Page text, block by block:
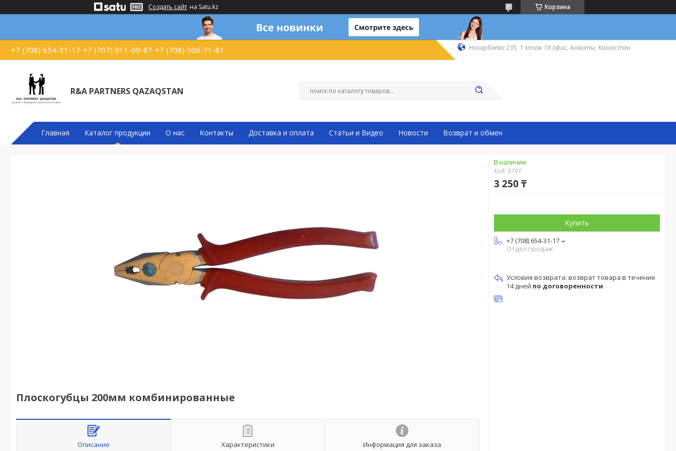
Создать сайт на Satu.kz Корзина
+7 (708) 654-31-17 +7 (707) 911-09-87 +7 (708) 506-71-81 Назарбаева 235, 1 этаж 18 офис, Алматы, Казахстан
R&A PARTNERS QAZAQSTAN
Главная Каталог продукции О нас Контакты Доставка и оплата Статьи и Видео Новости Возврат и обмен
Плоскогубцы 200мм комбинированные
Описание Характеристики Информация для заказа
В наличии
Код:9791
3 250 ₸
Купить
+7 (708) 654-31-17
Отдел продаж
возврат товара в течение
14 дней по договоренности